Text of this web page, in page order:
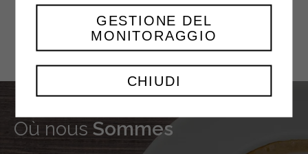
TWITTER
Où nous Sommes
CHIUDI
GESTIONE DEL
MONITORAGGIO